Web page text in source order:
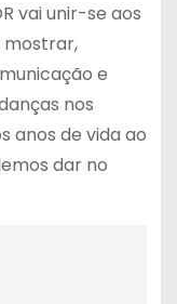
vai unir-se aos
mostrar,
e
nos
anos de vida ao
dar no